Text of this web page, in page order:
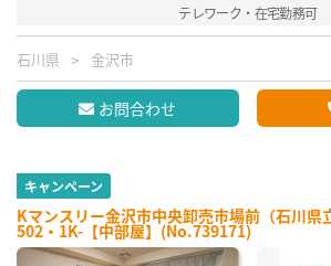
テレワーク・在宅勤務可
石川県 金沢市
お問合わせ
キャンペーン
Kマンスリー金沢市中央卸売市場前（石川県
502・1K-【中部屋】(No.739171)